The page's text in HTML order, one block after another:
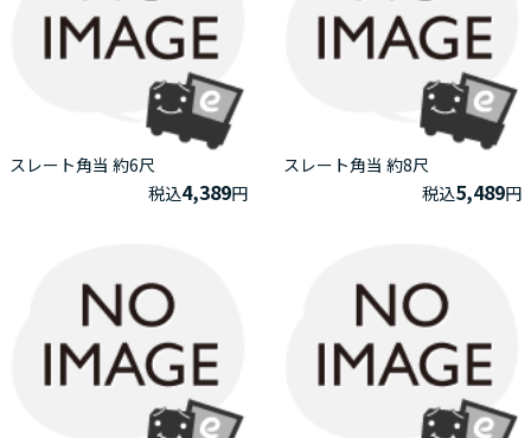
スレート角当 約6尺
税込4,389円
スレート角当 約8尺
税込5,489円